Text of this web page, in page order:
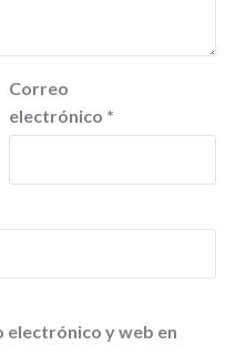
Correo
electrónico *
electrónico y web en